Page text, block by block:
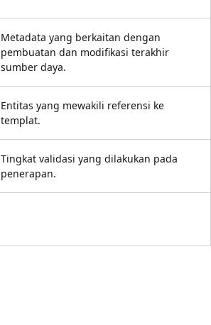
Metadata yang berkaitan dengan
pembuatan dan modifikasi terakhir
sumber daya.
Entitas yang mewakili referensi ke
templat.
Tingkat validasi yang dilakukan pada
penerapan.